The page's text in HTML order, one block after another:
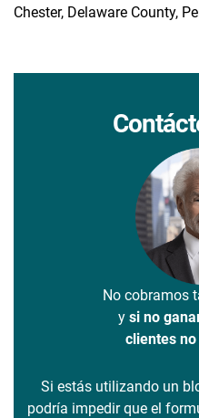
Chester, Delaware County,
No cobramos
y si no
clientes
Si estás utilizando un
podría impedir que el